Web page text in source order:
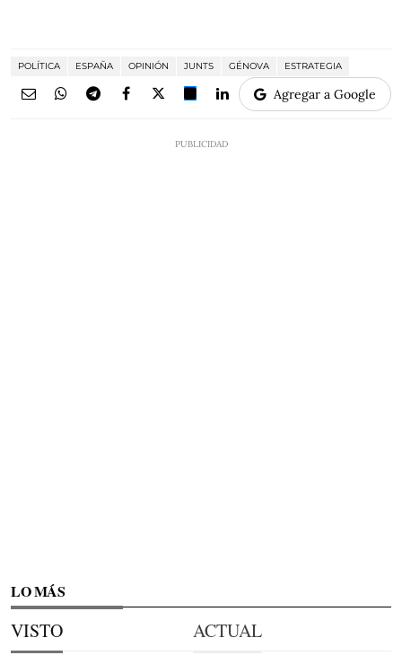
POLÍTICA ESPAÑA OPINIÓN JUNTS GÉNOVA ESTRATEGIA
Agregar a Google
LO MÁS
VISTO ACTUAL